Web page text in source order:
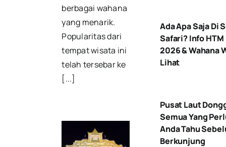
berbagai wahana
yang menarik.
Popularitas dari
tempat wisata ini
telah tersebar ke
[...]
Ada Apa Saja Di
Safari? Info HTM
2026 & Wahana
Lihat
Pusat Laut
Semua Yang
Anda Tahu
Berkunjung